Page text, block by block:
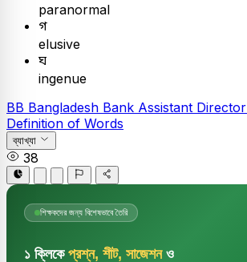
paranormal
গ
elusive
ঘ
ingenue
BB Bangladesh Bank Assistant Director
Definition of Words
ব্যাখ্যা
38
শিক্ষকদের জন্য বিশেষভাবে তৈরি
১ ক্লিকে প্রশ্ন, শীট, সাজেশনও